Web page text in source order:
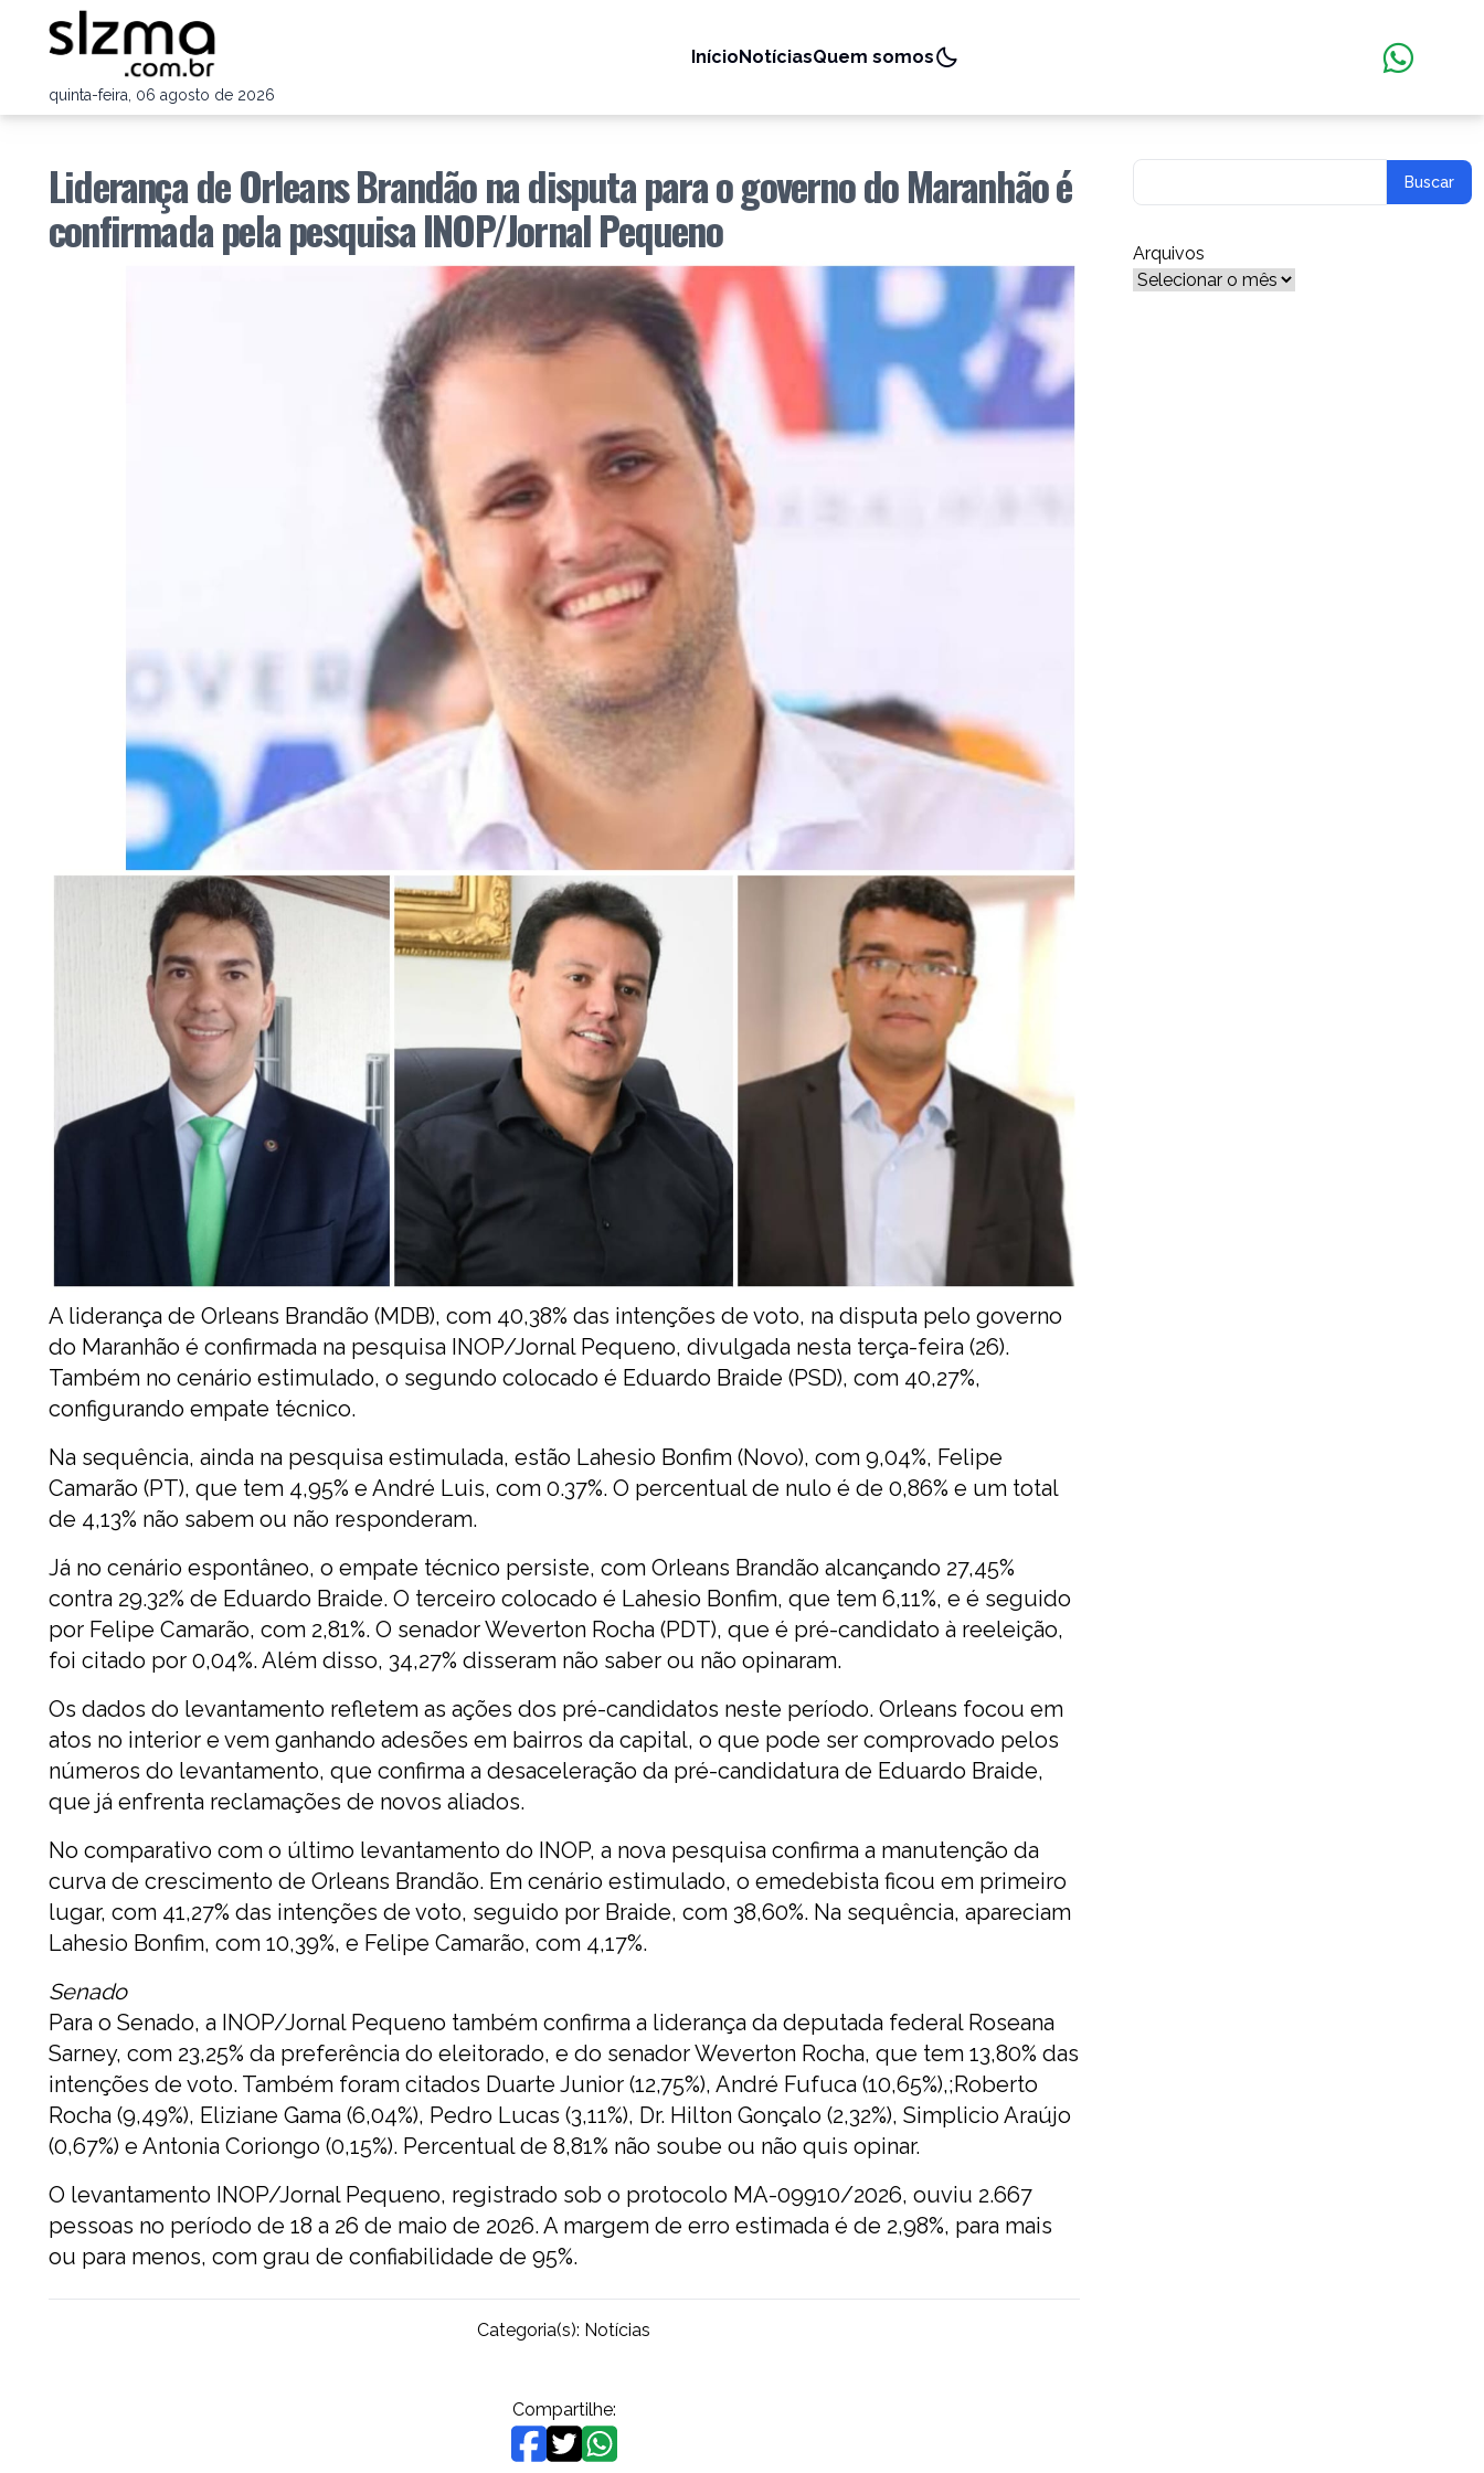
quinta-feira, 06 agosto de 2026
InícioNotíciasQuem somos
Liderança de Orleans Brandão na disputa para o governo do Maranhão é
confirmada pela pesquisa INOP/Jornal Pequeno
A liderança de Orleans Brandão (MDB), com 40,38% das intenções de voto, na disputa pelo governo
do Maranhão é confirmada na pesquisa INOP/Jornal Pequeno, divulgada nesta terça-feira (26).
Também no cenário estimulado, o segundo colocado é Eduardo Braide (PSD), com 40,27%,
configurando empate técnico.
Na sequência, ainda na pesquisa estimulada, estão Lahesio Bonfim (Novo), com 9,04%, Felipe
Camarão (PT), que tem 4,95% e André Luis, com 0.37%. O percentual de nulo é de 0,86% e um total
de 4,13% não sabem ou não responderam.
Já no cenário espontâneo, o empate técnico persiste, com Orleans Brandão alcançando 27,45%
contra 29.32% de Eduardo Braide. O terceiro colocado é Lahesio Bonfim, que tem 6,11%, e é seguido
por Felipe Camarão, com 2,81%. O senador Weverton Rocha (PDT), que é pré-candidato à reeleição,
foi citado por 0,04%. Além disso, 34,27% disseram não saber ou não opinaram.
Os dados do levantamento refletem as ações dos pré-candidatos neste período. Orleans focou em
atos no interior e vem ganhando adesões em bairros da capital, o que pode ser comprovado pelos
números do levantamento, que confirma a desaceleração da pré-candidatura de Eduardo Braide,
que já enfrenta reclamações de novos aliados.
No comparativo com o último levantamento do INOP, a nova pesquisa confirma a manutenção da
curva de crescimento de Orleans Brandão. Em cenário estimulado, o emedebista ficou em primeiro
lugar, com 41,27% das intenções de voto, seguido por Braide, com 38,60%. Na sequência, apareciam
Lahesio Bonfim, com 10,39%, e Felipe Camarão, com 4,17%.
Senado
Para o Senado, a INOP/Jornal Pequeno também confirma a liderança da deputada federal Roseana
Sarney, com 23,25% da preferência do eleitorado, e do senador Weverton Rocha, que tem 13,80% das
intenções de voto. Também foram citados Duarte Junior (12,75%), André Fufuca (10,65%),;Roberto
Rocha (9,49%), Eliziane Gama (6,04%), Pedro Lucas (3,11%), Dr. Hilton Gonçalo (2,32%), Simplicio Araújo
(0,67%) e Antonia Coriongo (0,15%). Percentual de 8,81% não soube ou não quis opinar.
O levantamento INOP/Jornal Pequeno, registrado sob o protocolo MA-09910/2026, ouviu 2.667
pessoas no período de 18 a 26 de maio de 2026. A margem de erro estimada é de 2,98%, para mais
ou para menos, com grau de confiabilidade de 95%.
Categoria(s): Notícias
Compartilhe:
Arquivos
Arquivos